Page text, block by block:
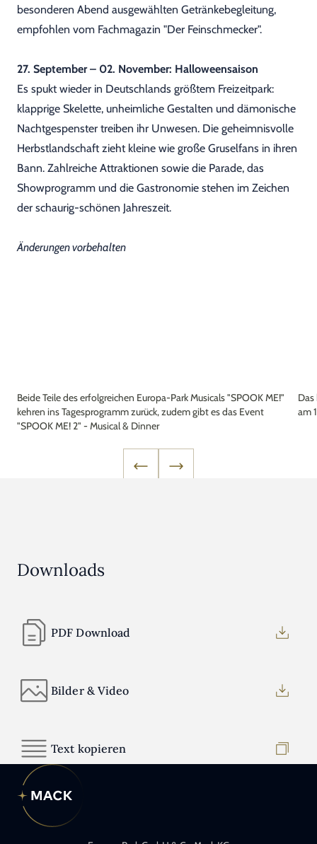
besonderen Abend ausgewählten Getränkebegleitung,
empfohlen vom Fachmagazin "Der Feinschmecker".
27. September – 02. November: Halloweensaison
Es spukt wieder in Deutschlands größtem Freizeitpark:
klapprige Skelette, unheimliche Gestalten und dämonische
Nachtgespenster treiben ihr Unwesen. Die geheimnisvolle
Herbstlandschaft zieht kleine wie große Gruselfans in ihren
Bann. Zahlreiche Attraktionen sowie die Parade, das
Showprogramm und die Gastronomie stehen im Zeichen
der schaurig-schönen Jahreszeit.
Änderungen vorbehalten
Beide Teile des erfolgreichen Europa-Park Musicals "SPOOK ME!"
kehren ins Tagesprogramm zurück, zudem gibt es das Event
"SPOOK ME! 2" - Musical & Dinner
am
Downloads
PDF Download
Bilder & Video
Text kopieren